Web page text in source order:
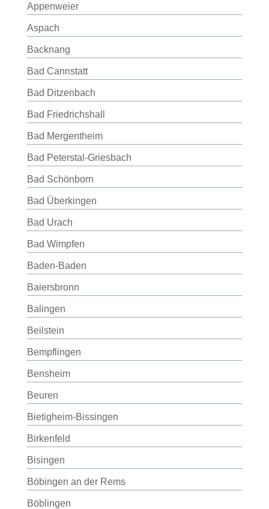
Appenweier
Aspach
Backnang
Bad Cannstatt
Bad Ditzenbach
Bad Friedrichshall
Bad Mergentheim
Bad Peterstal-Griesbach
Bad Schönborn
Bad Überkingen
Bad Urach
Bad Wimpfen
Baden-Baden
Baiersbronn
Balingen
Beilstein
Bempflingen
Bensheim
Beuren
Bietigheim-Bissingen
Birkenfeld
Bisingen
Böbingen an der Rems
Böblingen